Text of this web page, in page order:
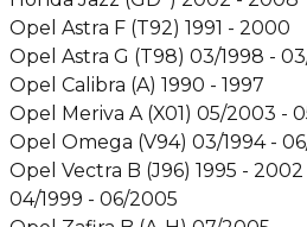
Opel Astra F (T92) 1991 - 2000
Opel Astra G (T98) 03/1998 -
Opel Calibra (A) 1990 - 1997
Opel Meriva A (X01) 05/2003 -
Opel Omega (V94) 03/1994 -
Opel Vectra B (J96) 1995 -
04/1999 - 06/2005